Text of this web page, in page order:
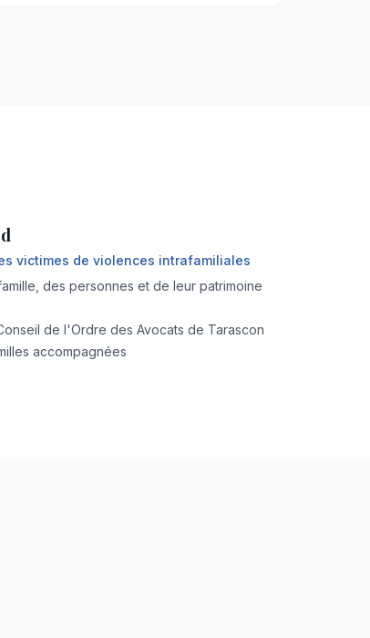
victimes de violences intrafamiliales
des personnes et de leur patrimoine
de l'Ordre des Avocats de Tarascon
accompagnées